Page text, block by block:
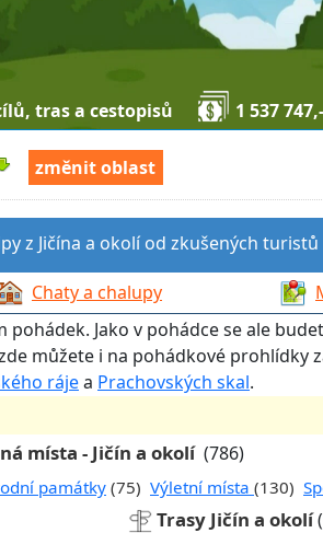
tras a cestopisů 1 537
změnit oblast
z Jičína a okolí od zkušených
Chaty a chalupy
pohádek. Jako v pohádce se ale
můžete i na pohádkové prohlídky
rájea Prachovských skal.
místa - Jičín a okolí (786)
památky (75) Výletní místa (130)
Trasy Jičín a okolí